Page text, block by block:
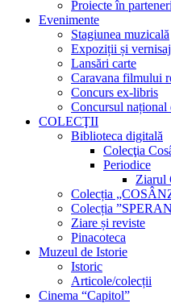
Proiecte în
Evenimente
Stagiunea muzicală
Expoziții și
Lansări carte
Caravana filmului
Concurs ex-libris
Concursul național
COLECŢII
Biblioteca digitală
Colecţia
Periodice
Ziarul
Colecția
Colecția
Ziare și reviste
Pinacoteca
Muzeul de Istorie
Istoric
Articole/colecții
Cinema “Capitol”